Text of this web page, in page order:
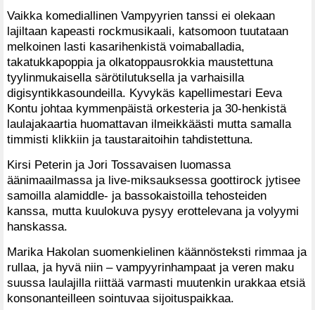
Vaikka komediallinen Vampyyrien tanssi ei olekaan
lajiltaan kapeasti rockmusikaali, katsomoon tuutataan
melkoinen lasti kasarihenkistä voimaballadia,
takatukkapoppia ja olkatoppausrokkia maustettuna
tyylinmukaisella särötilutuksella ja varhaisilla
digisyntikkasoundeilla. Kyvykäs kapellimestari Eeva
Kontu johtaa kymmenpäistä orkesteria ja 30-henkistä
laulajakaartia huomattavan ilmeikkäästi mutta samalla
timmisti klikkiin ja taustaraitoihin tahdistettuna.
Kirsi Peterin ja Jori Tossavaisen luomassa
äänimaailmassa ja live-miksauksessa goottirock jytisee
samoilla alamiddle- ja bassokaistoilla tehosteiden
kanssa, mutta kuulokuva pysyy erottelevana ja volyymi
hanskassa.
Marika Hakolan suomenkielinen käännösteksti rimmaa ja
rullaa, ja hyvä niin – vampyyrinhampaat ja veren maku
suussa laulajilla riittää varmasti muutenkin urakkaa etsiä
konsonanteilleen sointuvaa sijoituspaikkaa.